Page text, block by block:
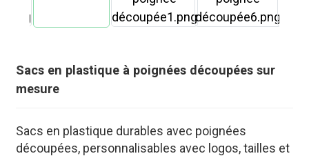
Sacs en plastique à poignées découpées sur
mesure
Sacs en plastique durables avec poignées
découpées, personnalisables avec logos, tailles et